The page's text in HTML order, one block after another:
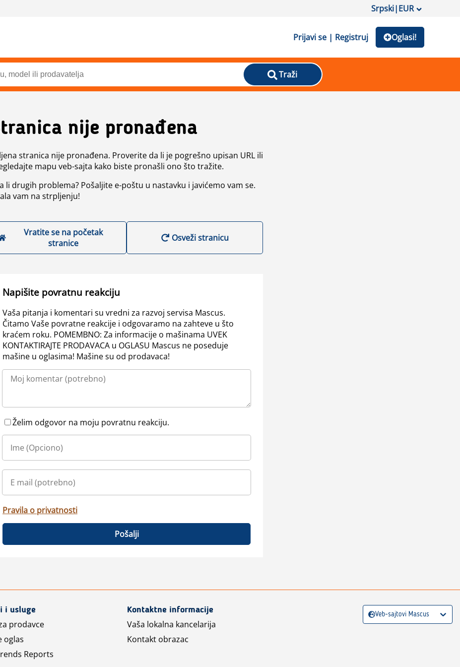
Srpski|EUR
Prijavi se | Registruj Oglasi!
Traži
nije pronađena
stranica nije pronađena. Proverite da li je pogrešno upisan URL ili
mapu veb-sajta kako biste pronašli ono što tražite.
li drugih problema? Pošaljite e-poštu u nastavku i javićemo vam se.
vam na strpljenju!
Vratite se na početak
stranice
Osveži stranicu
Napišite povratnu reakciju
Vaša pitanja i komentari su vredni za razvoj servisa Mascus.
Čitamo Vaše povratne reakcije i odgovaramo na zahteve u što
kraćem roku. POMEMBNO: Za informacije o mašinama UVEK
KONTAKTIRAJTE PRODAVACA u OGLASU Mascus ne poseduje
mašine u oglasima! Mašine su od prodavaca!
Želim odgovor na moju povratnu reakciju.
Pravila o privatnosti
Pošalji
i usluge
prodavce
oglas
Reports
Kontaktne informacije
Vaša lokalna kancelarija
Kontakt obrazac
Veb-sajtovi Mascus